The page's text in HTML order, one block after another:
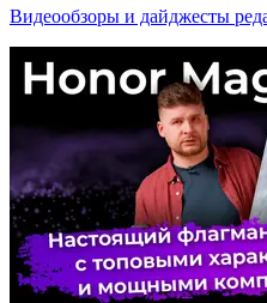
Видеообзоры и дайджесты